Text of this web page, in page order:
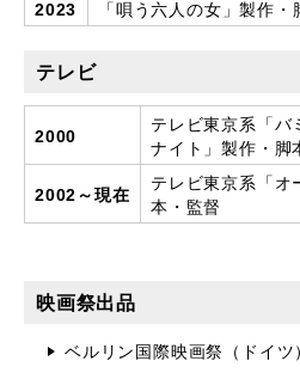
2023
「唄う六人の女」製作・
テレビ
2000
テレビ東京系「バ
ナイト」製作・脚
2002～現在
テレビ東京系「オ
本・監督
映画祭出品
ベルリン国際映画祭（ドイツ